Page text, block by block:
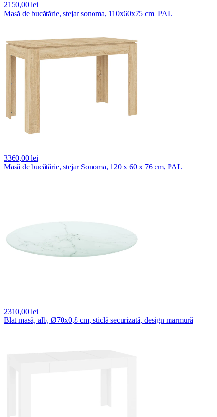
2150,00 lei
Masă de bucătărie, stejar sonoma, 110x60x75 cm, PAL
3360,00 lei
Masă de bucătărie, stejar Sonoma, 120 x 60 x 76 cm, PAL
2310,00 lei
Blat masă, alb, Ø70x0,8 cm, sticlă securizată, design marmură